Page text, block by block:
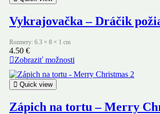
Vykrajovačka – Dráčik
Rozmery: 6.3 × 8 × 1 cm
4.50 €
Zobraziť možnosti
Quick view
Zápich na tortu – Merry